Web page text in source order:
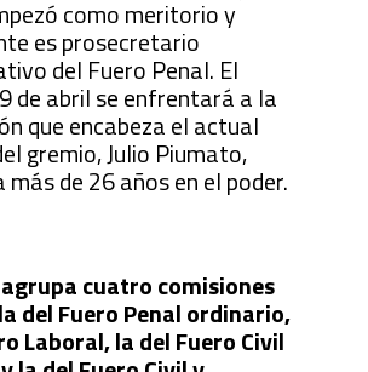
como meritorio y
es prosecretario
del Fuero Penal. El
de abril se enfrentará a la
que encabeza el actual
gremio, Julio Piumato,
más de 26 años en el poder.
cuatro comisiones
del Fuero Penal ordinario,
Laboral, la del Fuero Civil